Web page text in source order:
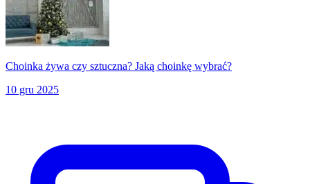
Choinka żywa czy sztuczna? Jaką choinkę wybrać?
10 gru 2025